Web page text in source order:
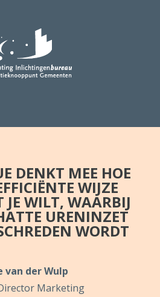
DENKT MEE HOE
WIJZE
JE WILT, WAARBIJ
URENINZET
WORDT
van der Wulp
Marketing